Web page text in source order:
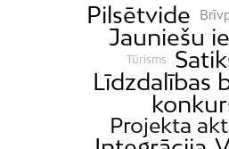
Pilsētvide
Jauniešu
Tūrisms
Līdzdalības
Projekta